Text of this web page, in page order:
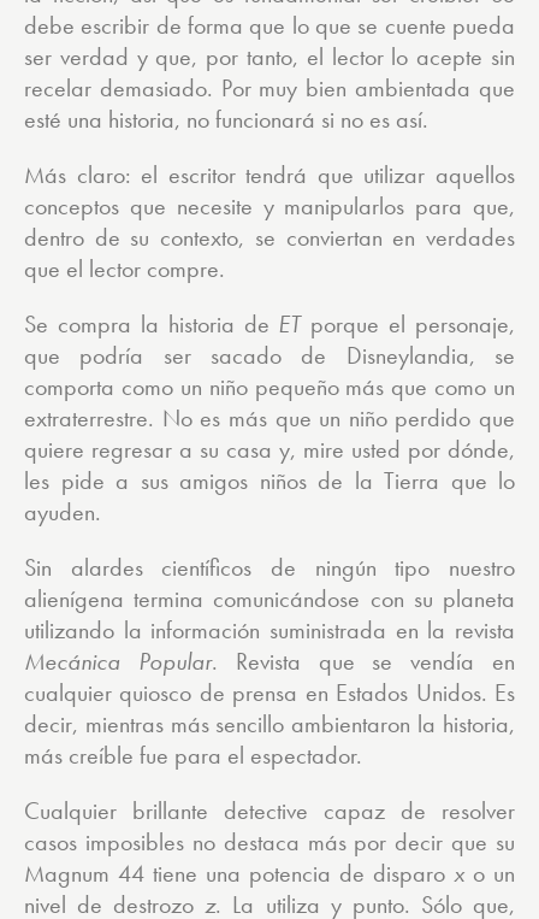
debe escribir de forma que lo que se cuente pueda
ser verdad y que, por tanto, el lector lo acepte sin
recelar demasiado. Por muy bien ambientada que
esté una historia, no funcionará si no es así.
Más claro: el escritor tendrá que utilizar aquellos
conceptos que necesite y manipularlos para que,
dentro de su contexto, se conviertan en verdades
que el lector compre.
Se compra la historia de ETporque el personaje,
que podría ser sacado de Disneylandia, se
comporta como un niño pequeño más que como un
extraterrestre. No es más que un niño perdido que
quiere regresar a su casa y, mire usted por dónde,
les pide a sus amigos niños de la Tierra que lo
ayuden.
Sin alardes científicos de ningún tipo nuestro
alienígena termina comunicándose con su planeta
utilizando la información suministrada en la revista
Mecánica Popular. Revista que se vendía en
cualquier quiosco de prensa en Estados Unidos. Es
decir, mientras más sencillo ambientaron la historia,
más creíble fue para el espectador.
Cualquier brillante detective capaz de resolver
casos imposibles no destaca más por decir que su
Magnum 44 tiene una potencia de disparo x o un
nivel de destrozoz. La utiliza y punto. Sólo que,